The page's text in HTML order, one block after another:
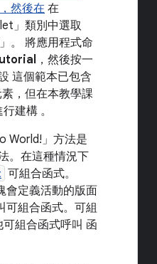
，然後在 在
」 類別中選取
。 將應用程式命
，然後按一
這個範本已包含
，但在本教學課
建構 。
World!」方法是
。在這種情況下
可組合函式。
會定義活動的版面
可組合函式。可組
組合函式呼叫 函